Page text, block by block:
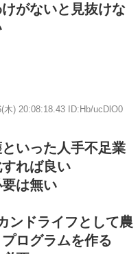
がないと見抜けな
木) 20:08:18.43 ID:Hb/ucDlO0
いった人手不足業
れば良い
は無い
ンドライフとして農
ログラムを作る